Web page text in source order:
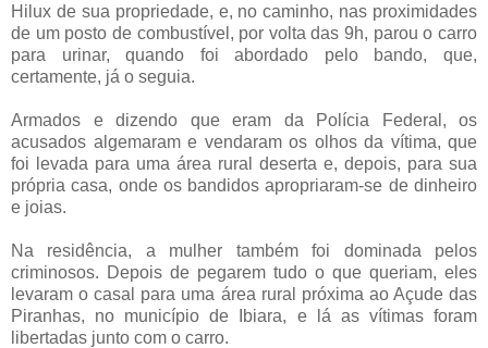
Hilux de sua propriedade, e, no caminho, nas proximidades
de um posto de combustível, por volta das 9h, parou o carro
para urinar, quando foi abordado pelo bando, que,
certamente, já o seguia.
Armados e dizendo que eram da Polícia Federal, os
acusados algemaram e vendaram os olhos da vítima, que
foi levada para uma área rural deserta e, depois, para sua
própria casa, onde os bandidos apropriaram-se de dinheiro
e joias.
Na residência, a mulher também foi dominada pelos
criminosos. Depois de pegarem tudo o que queriam, eles
levaram o casal para uma área rural próxima ao Açude das
Piranhas, no município de Ibiara, e lá as vítimas foram
libertadas junto com o carro.